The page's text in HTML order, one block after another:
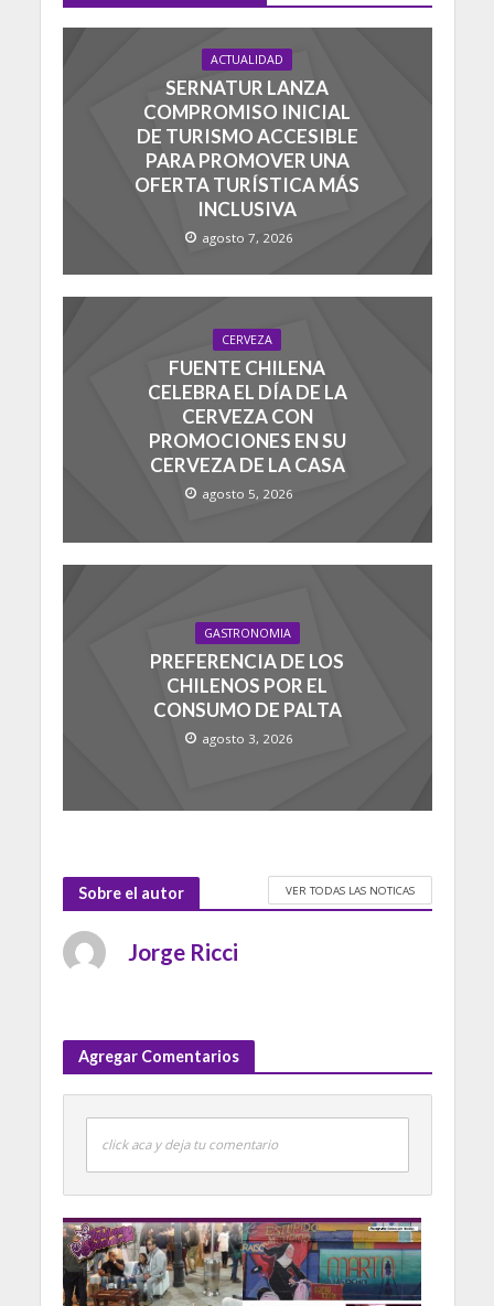
ACTUALIDAD
SERNATUR LANZA
COMPROMISO INICIAL
DE TURISMO ACCESIBLE
PARA PROMOVER UNA
OFERTA TURÍSTICA MÁS
INCLUSIVA
agosto 7, 2026
CERVEZA
FUENTE CHILENA
CELEBRA EL DÍA DE LA
CERVEZA CON
PROMOCIONES EN SU
CERVEZA DE LA CASA
agosto 5, 2026
GASTRONOMIA
PREFERENCIA DE LOS
CHILENOS POR EL
CONSUMO DE PALTA
agosto 3, 2026
Sobre el autor VER TODAS LAS NOTICAS
Jorge Ricci
Agregar Comentarios
click aca y deja tu comentario